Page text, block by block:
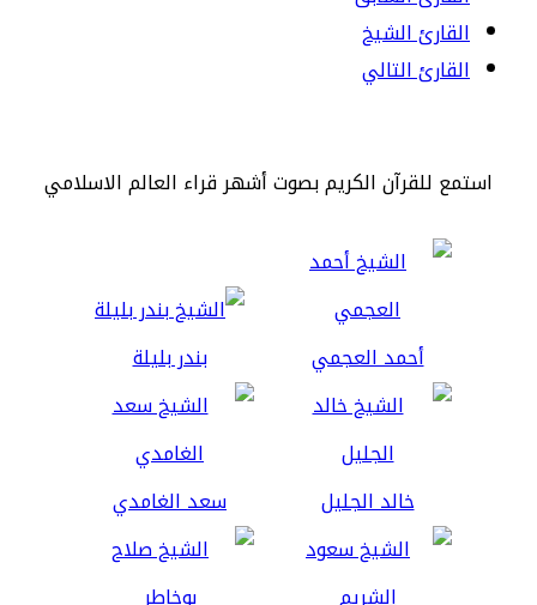
القارئ الشيخ
القارئ التالي
استمع للقرآن الكريم بصوت أشهر قراء العالم الاسلامي
أحمد العجمي بندر بليلة
خالد الجليل سعد الغامدي